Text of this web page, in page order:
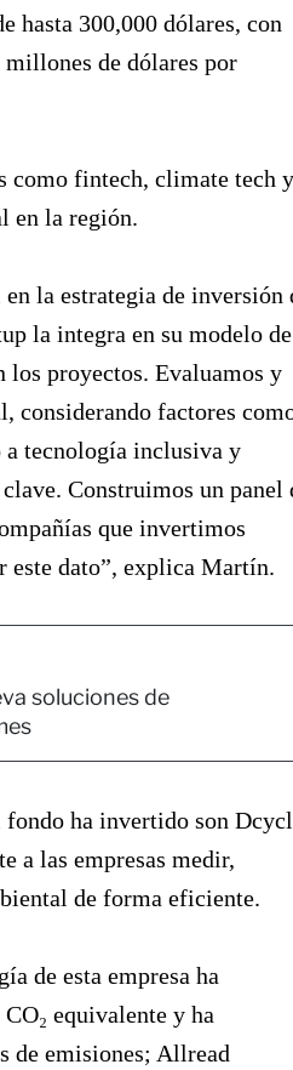
hasta 300,000 dólares, con
de dólares por
como fintech, climate tech y
en la región.
la estrategia de inversión
la integra en su modelo de
los proyectos. Evaluamos y
considerando factores
a tecnología inclusiva y
Construimos un panel
que invertimos
este dato”, explica Martín.
soluciones de
fondo ha invertido son
a las empresas medir,
de forma eficiente.
de esta empresa ha
equivalente y ha
de emisiones; Allread